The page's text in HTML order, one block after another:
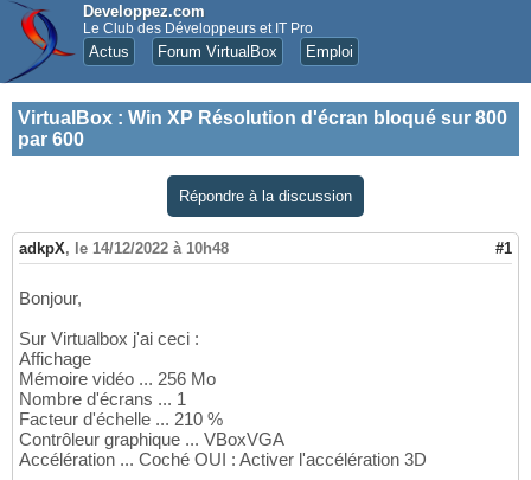
Developpez.com
Le Club des Développeurs et IT Pro
Actus Forum VirtualBox Emploi
VirtualBox : Win XP Résolution d'écran bloqué sur 800
par 600
Répondre à la discussion
adkpX, le 14/12/2022 à 10h48 #1
Bonjour,
Sur Virtualbox j'ai ceci :
Affichage
Mémoire vidéo ... 256 Mo
Nombre d'écrans ... 1
Facteur d'échelle ... 210 %
Contrôleur graphique ... VBoxVGA
Accélération ... Coché OUI : Activer l'accélération 3D